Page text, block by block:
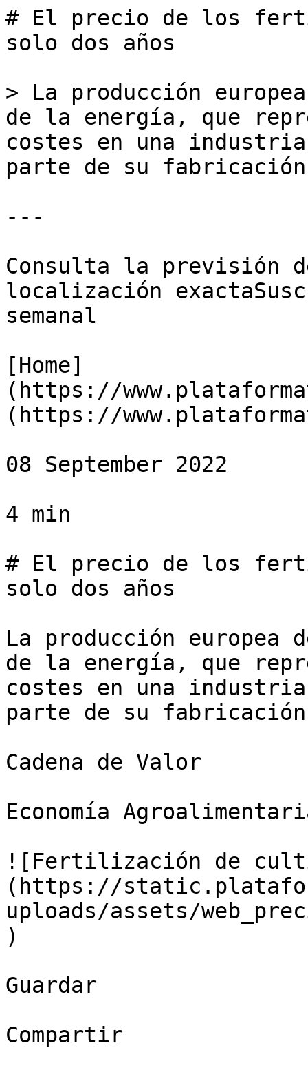
# El precio de los
solo dos años
> La producción
de la energía, que
costes en una
parte de su
---
Consulta la previsión
localización
semanal
[Home]
(https://
(https://
08 September 2022
4 min
# El precio de los
solo dos años
La producción europea
de la energía, que
costes en una
parte de su
Cadena de Valor
Economía
![Fertilización de
(https://
uploads/assets/
)
Guardar
Compartir